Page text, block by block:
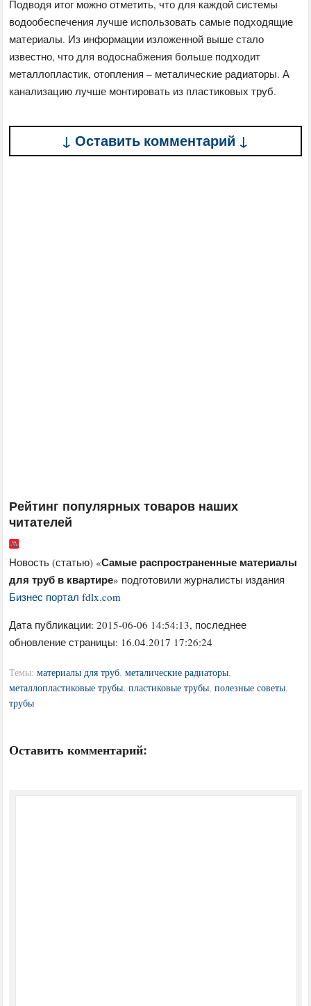
Подводя итог можно отметить, что для каждой системы
водообеспечения лучше использовать самые подходящие
материалы. Из информации изложенной выше стало
известно, что для водоснабжения больше подходит
металлопластик, отопления – металические радиаторы. А
канализацию лучше монтировать из пластиковых труб.
↓ Оставить комментарий ↓
Рейтинг популярных товаров наших
читателей
Новость (статью) «Самые распространенные материалы
для труб в квартире» подготовили журналисты издания
Бизнес портал fdlx.com
Дата публикации:2015-06-06 14:54:13, последнее
обновление страницы: 16.04.2017 17:26:24
Темы:материалы для труб,металические радиаторы,
металлопластиковые трубы,пластиковые трубы,полезные советы,
трубы
Оставить комментарий: